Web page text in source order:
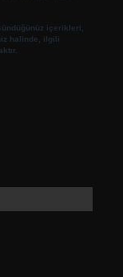
içerikleri,
halinde, ilgili